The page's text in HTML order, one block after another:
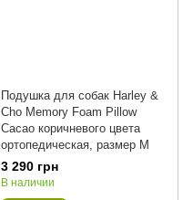
Подушка для собак Harley &
Cho Memory Foam Pillow
Cacao коричневого цвета
ортопедическая, размер M
3 290 грн
В наличии